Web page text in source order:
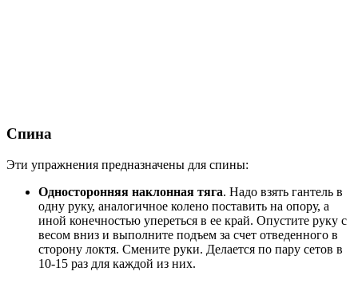
Спина
Эти упражнения предназначены для спины:
Односторонняя наклонная тяга. Надо взять гантель в
одну руку, аналогичное колено поставить на опору, а
иной конечностью упереться в ее край. Опустите руку с
весом вниз и выполните подъем за счет отведенного в
сторону локтя. Смените руки. Делается по пару сетов в
10-15 раз для каждой из них.